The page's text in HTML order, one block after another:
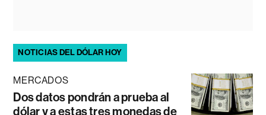
NOTICIAS DEL DÓLAR HOY
MERCADOS
Dos datos pondrán a prueba al
dólar y a estas tres monedas de